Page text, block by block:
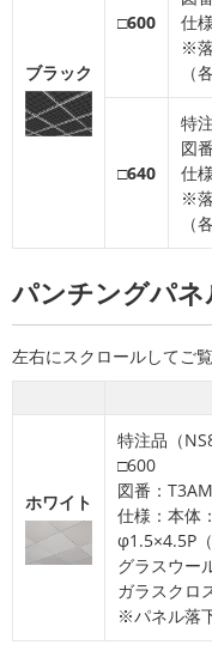
ブラック
□600
仕
※
（
□640
特
図
仕
※
（
パンチングパネ
ホワイト
特注品（
□600
図番：
仕様：本体
φ1.5×4.5P
グラスウー
ガラスクロ
※パネル落